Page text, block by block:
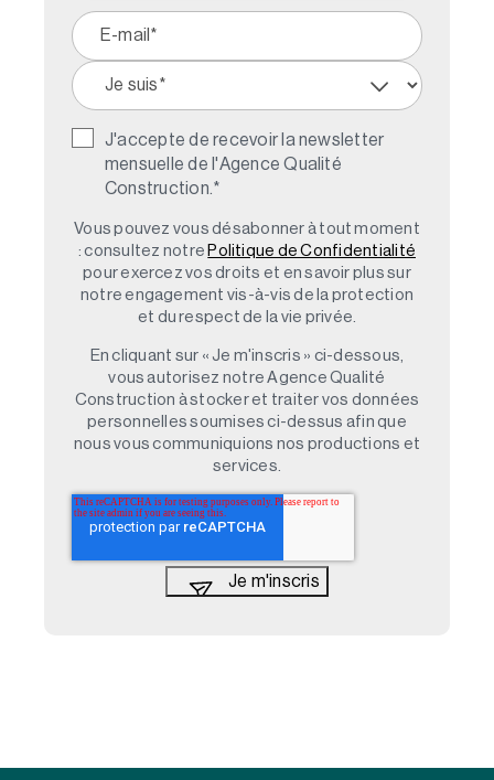
J'accepte de recevoir la newsletter
mensuelle de l'Agence Qualité
Construction. *
Vous pouvez vous désabonner à tout moment
: consultez notre Politique de Confidentialité
pour exercez vos droits et en savoir plus sur
notre engagement vis-à-vis de la protection
et du respect de la vie privée.
En cliquant sur « Je m'inscris » ci-dessous,
vous autorisez notre Agence Qualité
Construction à stocker et traiter vos données
personnelles soumises ci-dessus afin que
nous vous communiquions nos productions et
services.